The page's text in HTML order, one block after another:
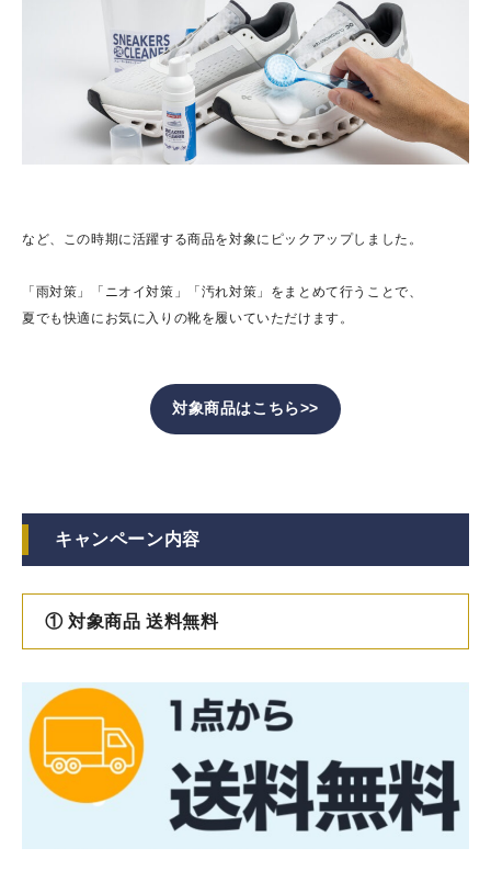
など、この時期に活躍する商品を対象にピックアップしました。
「雨対策」「ニオイ対策」「汚れ対策」をまとめて行うことで、
夏でも快適にお気に入りの靴を履いていただけます。
対象商品はこちら>>
キャンペーン内容
① 対象商品 送料無料